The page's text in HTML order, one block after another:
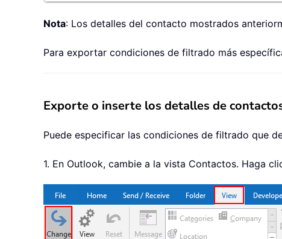
Nota: Los detalles del contacto mostrados
Para exportar condiciones de filtrado más
Exporte o inserte los detalles de
Puede especificar las condiciones de filtrado que
1. En Outlook, cambie a la vista Contactos. Haga